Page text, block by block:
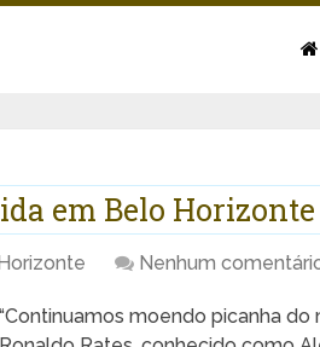
em Belo Horizonte
Nenhum
“Continuamos moendo picanha do